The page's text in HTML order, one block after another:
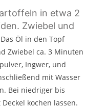
in etwa 2
Zwiebel und
Das Öl in den Topf
Zwiebel ca. 3 Minuten
Ingwer, und
mit Wasser
Bei niedriger bis
kochen lassen.